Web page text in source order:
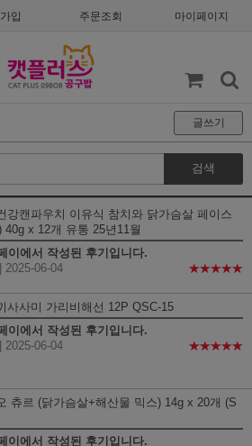
입 주문조회 마이페이지
글쓰기
검색
강캔파우치 이유식 참치와 닭가슴살 페이스
40g x 12개 유통 25년11월
이에서 작성된 후기입니다.
| 2025-06-04 ★★★★★
사사미 가리비해선 12P QSC-15
이에서 작성된 후기입니다.
| 2025-06-04 ★★★★★
츄르 (닭가슴살+해산물 믹스) 14g x 20개 (S
이에서 작성된 후기입니다.